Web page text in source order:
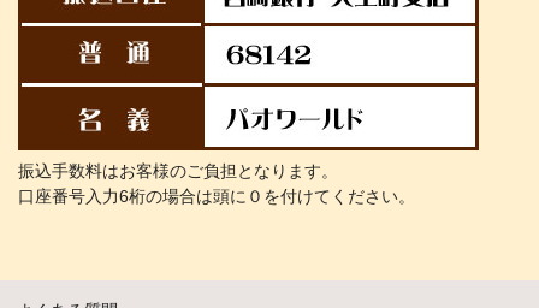
振込手数料はお客様のご負担となります。
口座番号入力6桁の場合は頭に０を付けてください。